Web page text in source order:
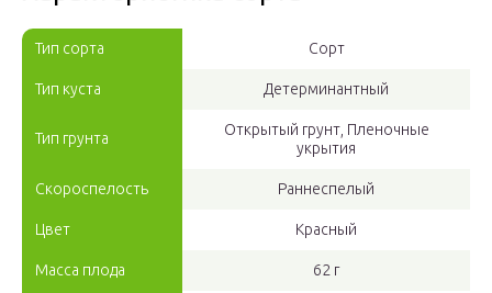
Тип сорта Сорт
Тип куста Детерминантный
Тип грунта
Открытый грунт, Пленочные
укрытия
Скороспелость Раннеспелый
Цвет Красный
Масса плода 62 г